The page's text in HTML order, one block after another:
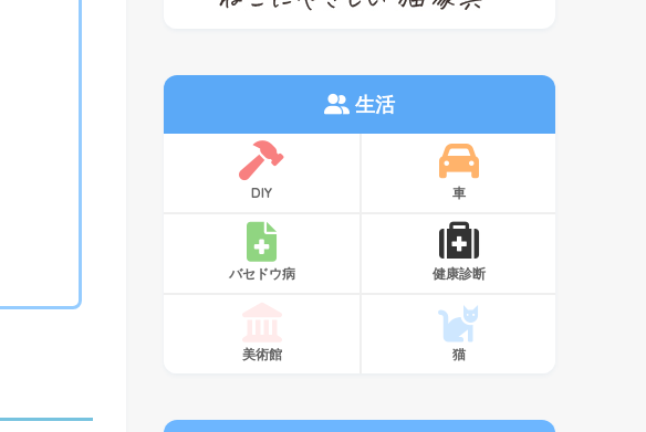
生活
DIY 車
バセドウ病 健康診断
美術館 猫